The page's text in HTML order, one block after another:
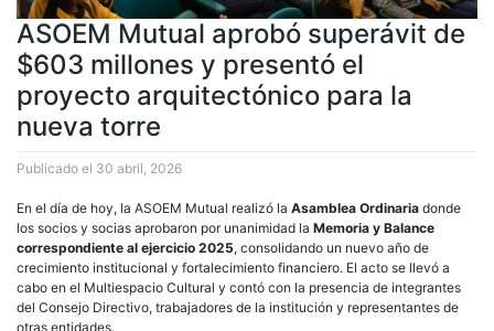
ASOEM Mutual aprobó superávit de
$603 millones y presentó el
proyecto arquitectónico para la
nueva torre
Publicado el 30 abril, 2026
En el día de hoy, la ASOEM Mutual realizó la Asamblea Ordinaria donde
los socios y socias aprobaron por unanimidad la Memoria y Balance
correspondiente al ejercicio 2025, consolidando un nuevo año de
crecimiento institucional y fortalecimiento financiero. El acto se llevó a
cabo en el Multiespacio Cultural y contó con la presencia de integrantes
del Consejo Directivo, trabajadores de la institución y representantes de
otras entidades.